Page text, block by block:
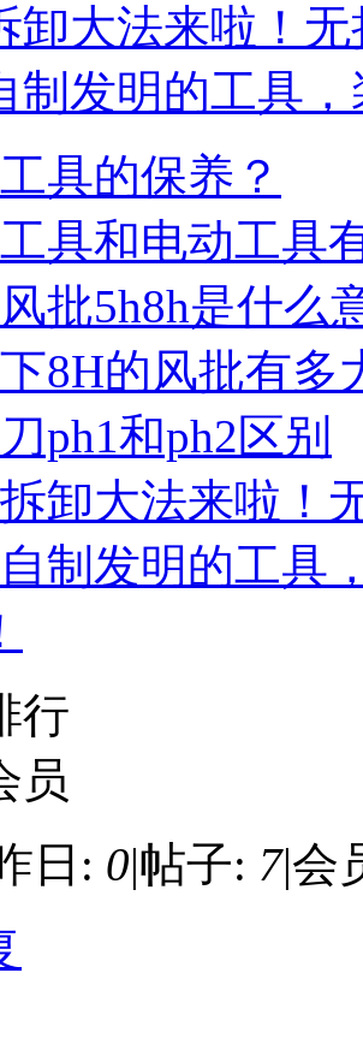
卸大法来啦！
制发明的工具
具的保养？
具和电动工具
批5h8h是什么
8H的风批有多
ph1和ph2区别
卸大法来啦！
制发明的工具
行
员
日: 0|帖子: 7|会